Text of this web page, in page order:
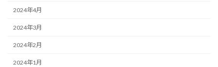
2024年4月
2024年3月
2024年2月
2024年1月